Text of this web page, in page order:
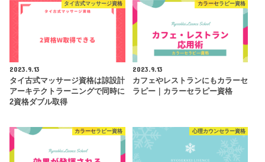
タイ古式マッサージ資格
2023.9.13
タイ古式マッサージ資格は諒設計
アーキテクトラーニングで同時に
2資格ダブル取得
カラーセラピー資格
2023.9.13
カフェやレストランにもカラーセ
ラピー｜カラーセラピー資格
カラーセラピー資格 心理カウンセラー資格